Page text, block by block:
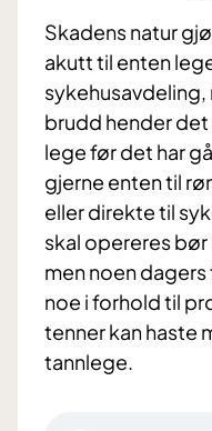
Skadens natur
akutt til enten
sykehusavdeling,
brudd hender
lege før det har
gjerne enten til
eller direkte til
skal opereres
men noen
noe i forhold til
tenner kan haste
tannlege.